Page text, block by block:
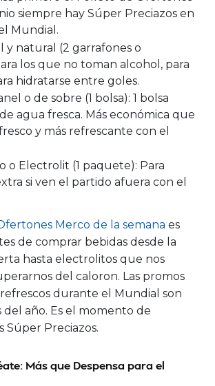
siempre hay Súper Preciazos en
Mundial.
y natural (2 garrafones o
los que no toman alcohol, para
hidratarse entre goles.
o de sobre (1 bolsa):1 bolsa
agua fresca. Más económica que
y más refrescante con el
o Electrolit (1 paquete): Para
si ven el partido afuera con el
Merco de la semana es
de comprar bebidas desde la
hasta electrolitos que nos
del caloron. Las promos
durante el Mundial son
del año. Es el momento de
Súper Preciazos.
Más que Despensa para el